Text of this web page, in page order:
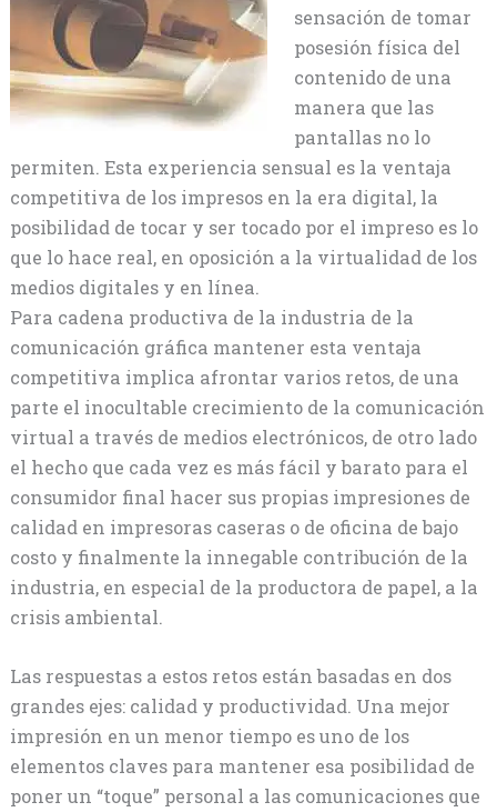
sensación de tomar
posesión física del
contenido de una
manera que las
pantallas no lo
permiten. Esta experiencia sensual es la ventaja
competitiva de los impresos en la era digital, la
posibilidad de tocar y ser tocado por el impreso es lo
que lo hace real, en oposición a la virtualidad de los
medios digitales y en línea.
Para cadena productiva de la industria de la
comunicación gráfica mantener esta ventaja
competitiva implica afrontar varios retos, de una
parte el inocultable crecimiento de la comunicación
virtual a través de medios electrónicos, de otro lado
el hecho que cada vez es más fácil y barato para el
consumidor final hacer sus propias impresiones de
calidad en impresoras caseras o de oficina de bajo
costo y finalmente la innegable contribución de la
industria, en especial de la productora de papel, a la
crisis ambiental.
Las respuestas a estos retos están basadas en dos
grandes ejes: calidad y productividad. Una mejor
impresión en un menor tiempo es uno de los
elementos claves para mantener esa posibilidad de
poner un “toque” personal a las comunicaciones que